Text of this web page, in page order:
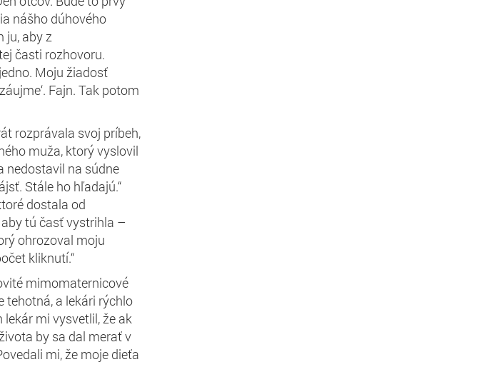
nášho dúhového
ju, aby z
časti rozhovoru.
Moju žiadosť
Fajn. Tak potom
rozprávala svoj príbeh,
muža, ktorý vyslovil
nedostavil na súdne
Stále ho hľadajú.“
dostala od
tú časť vystrihla –
ohrozoval moju
kliknutí.“
mimomaternicové
tehotná, a lekári rýchlo
lekár mi vysvetlil, že ak
by sa dal merať v
mi, že moje dieťa